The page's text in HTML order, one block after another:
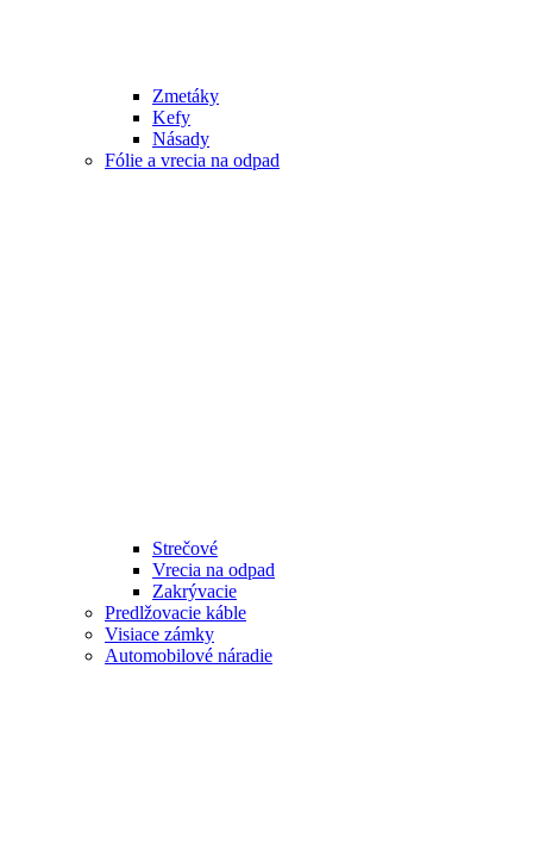
Zmetáky
Kefy
Násady
Fólie a vrecia na odpad
Strečové
Vrecia na odpad
Zakrývacie
Predlžovacie káble
Visiace zámky
Automobilové náradie